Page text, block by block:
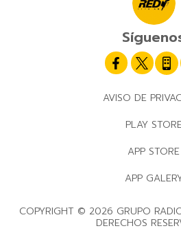
AVISO DE
PLAY STORE
APP STORE
APP
COPYRIGHT © 2026 GRUPO
DERECHOS